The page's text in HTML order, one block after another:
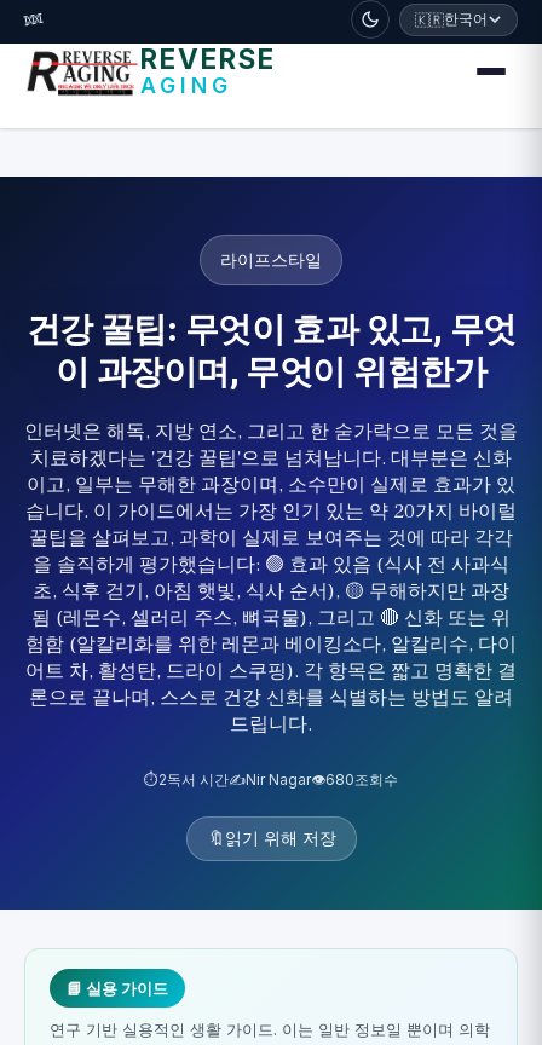
דלג לתוכן הראשי
🧬 🇰🇷한국어
REVERSE
AGING
라이프스타일
건강 꿀팁: 무엇이 효과 있고, 무엇
이 과장이며, 무엇이 위험한가
인터넷은 해독, 지방 연소, 그리고 한 숟가락으로 모든 것을
치료하겠다는 '건강 꿀팁'으로 넘쳐납니다. 대부분은 신화
이고, 일부는 무해한 과장이며, 소수만이 실제로 효과가 있
습니다. 이 가이드에서는 가장 인기 있는 약 20가지 바이럴
꿀팁을 살펴보고, 과학이 실제로 보여주는 것에 따라 각각
을 솔직하게 평가했습니다: 🟢 효과 있음 (식사 전 사과식
초, 식후 걷기, 아침 햇빛, 식사 순서), 🟡 무해하지만 과장
됨 (레몬수, 셀러리 주스, 뼈국물), 그리고 🔴 신화 또는 위
험함 (알칼리화를 위한 레몬과 베이킹소다, 알칼리수, 다이
어트 차, 활성탄, 드라이 스쿠핑). 각 항목은 짧고 명확한 결
론으로 끝나며, 스스로 건강 신화를 식별하는 방법도 알려
드립니다.
⏱️2독서 시간✍️Nir Nagar👁️680조회수
🔖 읽기 위해 저장
📘 실용 가이드
연구 기반 실용적인 생활 가이드. 이는 일반 정보일 뿐이며 의학